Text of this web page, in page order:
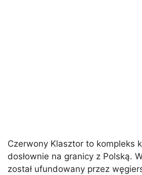
Czerwony Klasztor to kompleks
dosłownie na granicy z Polską.
został ufundowany przez